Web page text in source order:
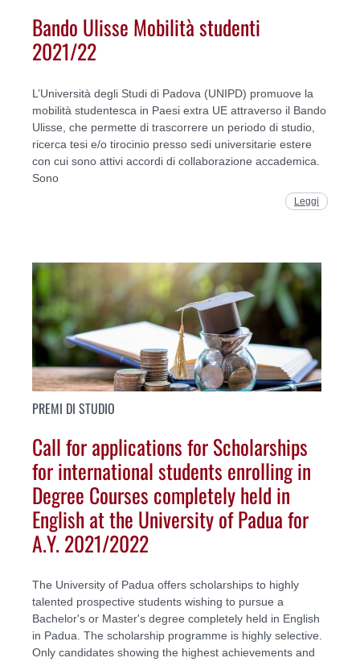
Bando Ulisse Mobilità studenti
2021/22
L’Università degli Studi di Padova (UNIPD) promuove la
mobilità studentesca in Paesi extra UE attraverso il Bando
Ulisse, che permette di trascorrere un periodo di studio,
ricerca tesi e/o tirocinio presso sedi universitarie estere
con cui sono attivi accordi di collaborazione accademica.
Sono
Leggi
PREMI DI STUDIO
Call for applications for Scholarships
for international students enrolling in
Degree Courses completely held in
English at the University of Padua for
A.Y. 2021/2022
The University of Padua offers scholarships to highly
talented prospective students wishing to pursue a
Bachelor's or Master's degree completely held in English
in Padua. The scholarship programme is highly selective.
Only candidates showing the highest achievements and